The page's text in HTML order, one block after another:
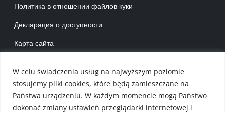
W celu świadczenia usług na najwyższym poziomie
stosujemy pliki cookies, które będą zamieszczane na
Państwa urządzeniu. W każdym momencie mogą Państwo
dokonać zmiany ustawień przeglądarki internetowej i
Политика в отношении файлов куки
Декларация о доступности
Карта сайта
Menu w stopce 2 RU
Kоммуна Пласка
Карта коммуны
Каталог культурно-развлекательных мероприятий